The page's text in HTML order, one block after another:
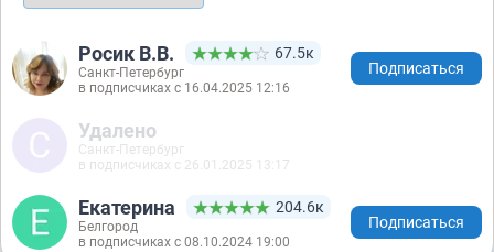
Росик В.В. 67.5к
Санкт-Петербург
в подписчиках с 16.04.2025 12:16
Подписаться
Удалено
Санкт-Петербург
в подписчиках с 26.01.2025 13:17
Екатерина 204.6к
Белгород
в подписчиках с 08.10.2024 19:00
Подписаться